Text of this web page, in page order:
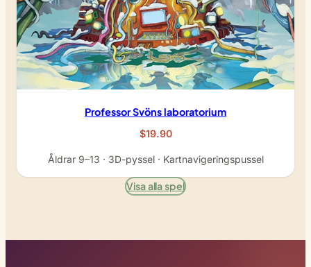
Professor Svöns laboratorium
$19.90
Åldrar 9–13 · 3D-pyssel · Kartnavigeringspussel
Visa alla spel